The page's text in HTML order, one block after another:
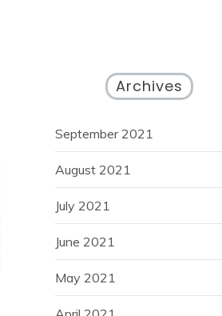
Archives
September 2021
August 2021
July 2021
June 2021
May 2021